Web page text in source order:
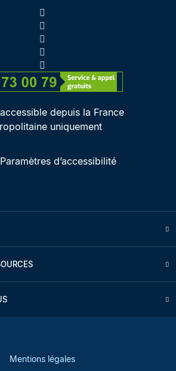
depuis la France
uniquement
Paramètres d’accessibilité
Mentions légales